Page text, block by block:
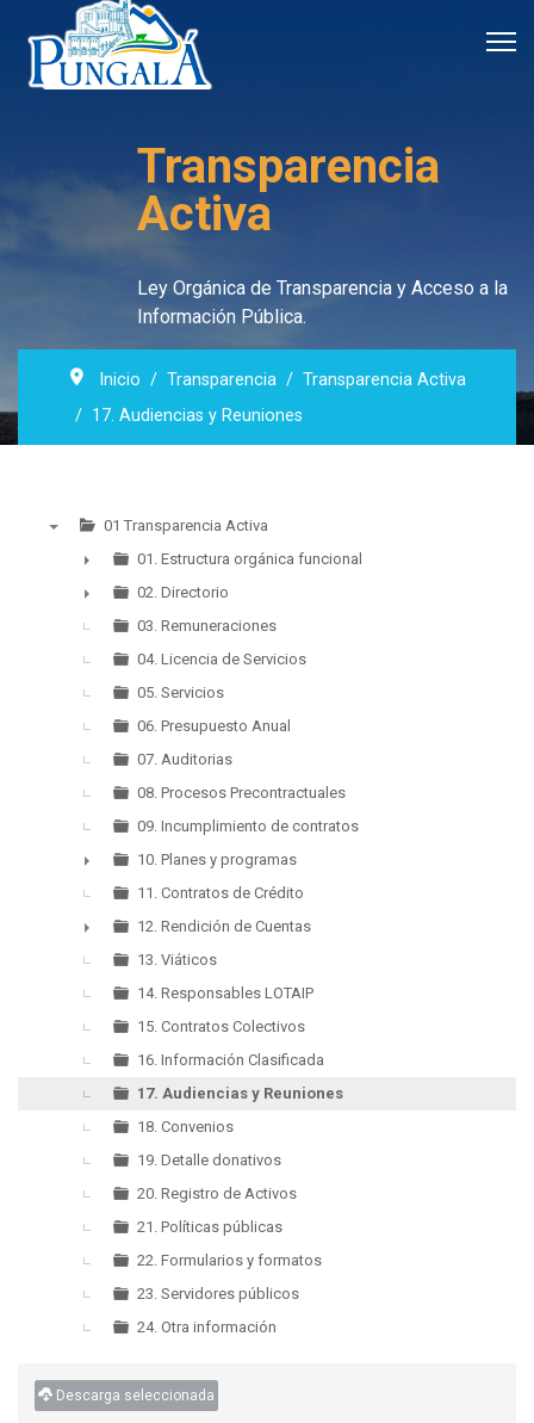
Transparencia
Activa
Ley Orgánica de Transparencia y Acceso a la
Información Pública.
Inicio Transparencia
Transparencia Activa
17. Audiencias y Reuniones
01 Transparencia Activa
►
01. Estructura orgánica funcional
►
02. Directorio
03. Remuneraciones
04. Licencia de Servicios
05. Servicios
06. Presupuesto Anual
07. Auditorias
08. Procesos Precontractuales
09. Incumplimiento de contratos
►
10. Planes y programas
11. Contratos de Crédito
►
12. Rendición de Cuentas
13. Viáticos
14. Responsables LOTAIP
15. Contratos Colectivos
16. Información Clasificada
17. Audiencias y Reuniones
18. Convenios
19. Detalle donativos
20. Registro de Activos
21. Políticas públicas
22. Formularios y formatos
23. Servidores públicos
24. Otra información
Descarga seleccionada